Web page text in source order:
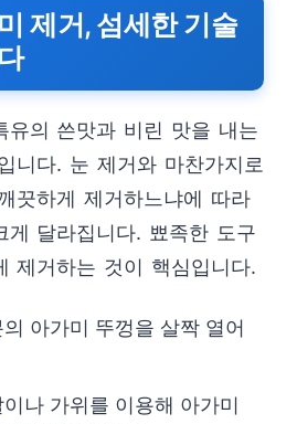
제거, 섬세한 기술
유의 쓴맛과 비린 맛을 내는
니다. 눈 제거와 마찬가지로
끗하게 제거하느냐에 따라
게 달라집니다. 뾰족한 도구
제거하는 것이 핵심입니다.
아가미 뚜껑을 살짝 열어
나 가위를 이용해 아가미